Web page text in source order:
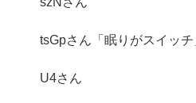
tsGpさん「眠りがスイッチ
U4さん